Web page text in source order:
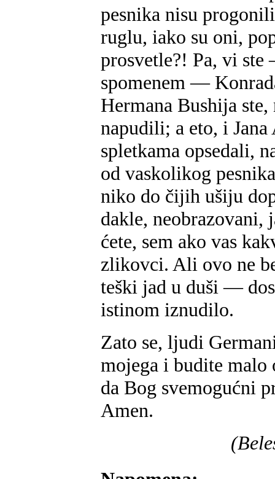
pesnika nisu
ruglu, iako su oni,
prosvetle?! Pa, vi
spomenem —
Hermana Bushija
napudili; a eto, i
spletkama opsedali,
od vaskolikog
niko do čijih ušiju
dakle, neobrazovani,
ćete, sem ako vas
zlikovci. Ali ovo ne
teški jad u duši —
istinom iznudilo.
Zato se, ljudi
mojega i budite
da Bog svemogućni
Amen.